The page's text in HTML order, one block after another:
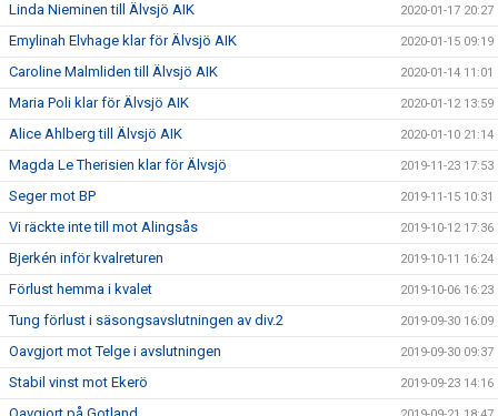
Linda Nieminen till Älvsjö AIK 2020-01-17 20:27
Emylinah Elvhage klar för Älvsjö AIK 2020-01-15 09:19
Caroline Malmliden till Älvsjö AIK 2020-01-14 11:01
Maria Poli klar för Älvsjö AIK 2020-01-12 13:59
Alice Ahlberg till Älvsjö AIK 2020-01-10 21:14
Magda Le Therisien klar för Älvsjö 2019-11-23 17:53
Seger mot BP 2019-11-15 10:31
Vi räckte inte till mot Alingsås 2019-10-12 17:36
Bjerkén inför kvalreturen 2019-10-11 16:24
Förlust hemma i kvalet 2019-10-06 16:23
Tung förlust i säsongsavslutningen av div.2 2019-09-30 16:09
Oavgjort mot Telge i avslutningen 2019-09-30 09:37
Stabil vinst mot Ekerö 2019-09-23 14:16